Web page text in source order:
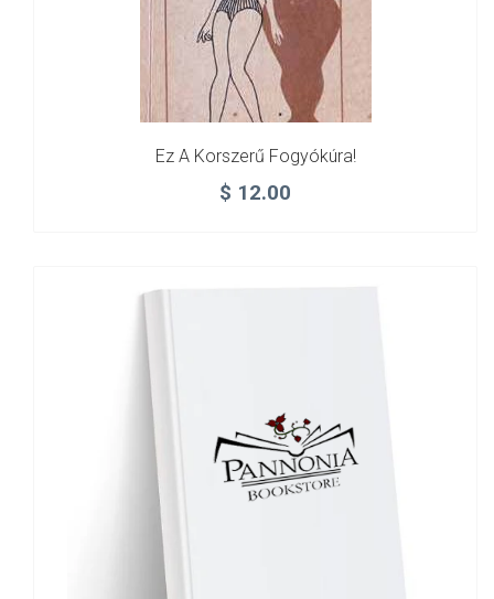
Ez A Korszerű Fogyókúra!
$ 12.00